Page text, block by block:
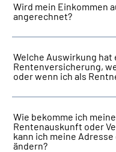
Wird mein Einkommen
angerechnet?
Welche Auswirkung
Rentenversicherung,
oder wenn ich als
Wie bekomme ich
Rentenauskunft oder
kann ich meine
ändern?